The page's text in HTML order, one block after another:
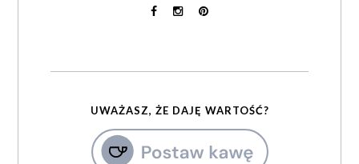
UWAŻASZ, ŻE DAJĘ WARTOŚĆ?